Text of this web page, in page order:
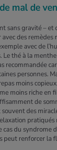
mal de
sans gravité – et
avec des
avec de
Le thé à la
recommandée
personnes.
moins
moins riche en
de
des
cas du syndrome
peut renforcer la